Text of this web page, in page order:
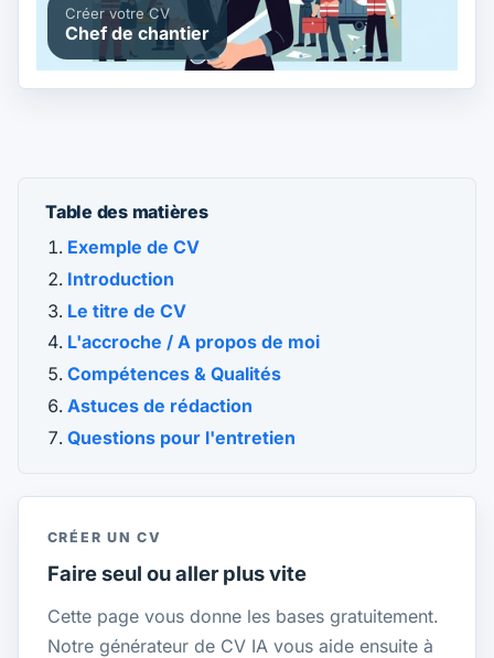
Créer votre CV
Chef de chantier
Table des matières
Exemple de CV
Introduction
Le titre de CV
L'accroche / A propos de moi
Compétences & Qualités
Astuces de rédaction
Questions pour l'entretien
CRÉER UN CV
Faire seul ou aller plus vite
Cette page vous donne les bases gratuitement.
Notre générateur de CV IA vous aide ensuite à